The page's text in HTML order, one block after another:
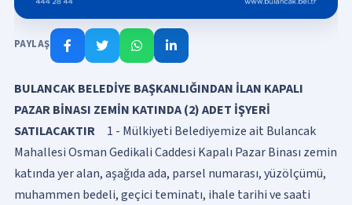
PAYLAŞ
BULANCAK BELEDİYE BAŞKANLIĞINDAN İLAN KAPALI
PAZAR BİNASI ZEMİN KATINDA (2) ADET İŞYERİ
SATILACAKTIR
1 - Mülkiyeti Belediyemize ait Bulancak
Mahallesi Osman Gedikali Caddesi Kapalı Pazar Binası zemin
katında yer alan, aşağıda ada, parsel numarası, yüzölçümü,
muhammen bedeli, geçici teminatı, ihale tarihi ve saati